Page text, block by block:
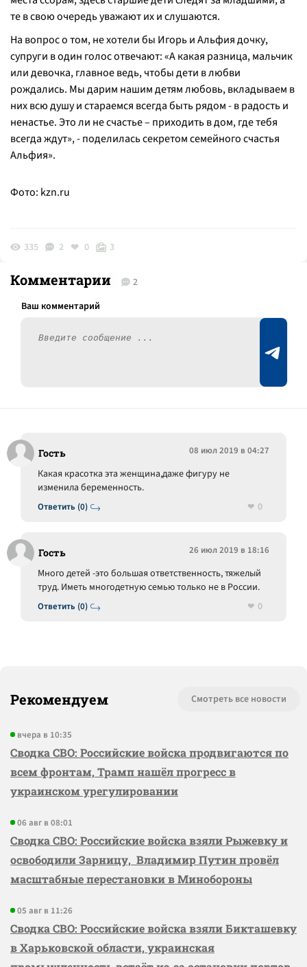
те в свою очередь уважают их и слушаются.
На вопрос о том, не хотели бы Игорь и Альфия дочку,
супруги в один голос отвечают: «А какая разница, мальчик
или девочка, главное ведь, чтобы дети в любви
рождались. Мы дарим нашим детям любовь, вкладываем в
них всю душу и стараемся всегда быть рядом - в радость и
ненастье. Это ли не счастье – приходить в дом, где тебя
всегда ждут», - поделилась секретом семейного счастья
Альфия».
Фото: kzn.ru
335 2 0 3
Комментарии 2
Гость 08 июл 2019 в 04:27
Ответить (0)
Какая красотка эта женщина,даже фигуру не
изменила беременность.
0
Гость 26 июл 2019 в 18:16
Ответить (0)
Много детей -это большая ответственность, тяжелый
труд. Иметь многодетную семью только не в России.
0
Рекомендуем Смотреть все новости
вчера в 10:35
Сводка СВО: Российские войска продвигаются по
всем фронтам, Трамп нашёл прогресс в
украинском урегулировании
06 авг в 08:01
Сводка СВО: Российские войска взяли Рыжевку и
освободили Зарницу, Владимир Путин провёл
масштабные перестановки в Минобороны
05 авг в 11:26
Сводка СВО: Российские войска взяли Бикташевку
в Харьковской области, украинская